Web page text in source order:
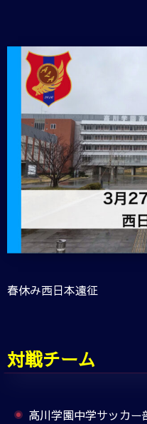
春休み西日本遠征
対戦チーム
高川学園中学サッカ